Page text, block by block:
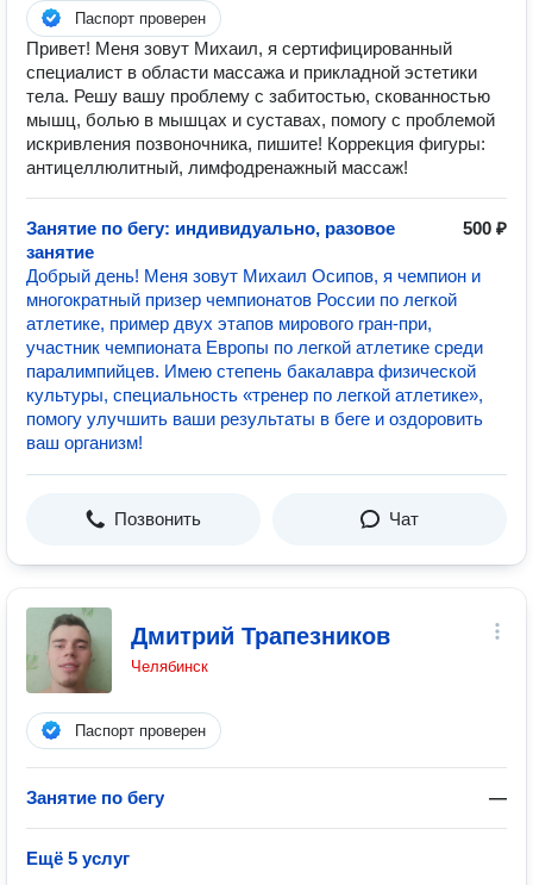
Паспорт проверен
Привет! Меня зовут Михаил, я сертифицированный
специалист в области массажа и прикладной эстетики
тела. Решу вашу проблему с забитостью, скованностью
мышц, болью в мышцах и суставах, помогу с проблемой
искривления позвоночника, пишите! Коррекция фигуры:
антицеллюлитный, лимфодренажный массаж!
Занятие по бегу: индивидуально, разовое
занятие
500 ₽
Добрый день! Меня зовут Михаил Осипов, я чемпион и
многократный призер чемпионатов России по легкой
атлетике, пример двух этапов мирового гран-при,
участник чемпионата Европы по легкой атлетике среди
паралимпийцев. Имею степень бакалавра физической
культуры, специальность «тренер по легкой атлетике»,
помогу улучшить ваши результаты в беге и оздоровить
ваш организм!
Позвонить Чат
Дмитрий Трапезников
Челябинск
Паспорт проверен
Занятие по бегу —
Ещё 5 услуг